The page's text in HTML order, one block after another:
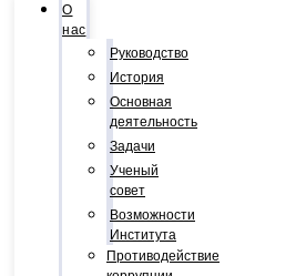
О
нас
Руководство
История
Основная
деятельность
Задачи
Ученый
совет
Возможности
Института
Противодействие